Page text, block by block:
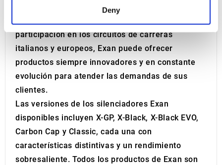
Find out more about how your personal data is processed
and set your preferences in the
We use cookies to personalise content and ads, to
provide social media features and to analyse our traffic.
We also share information about your use of our site with
our social media, advertising and analytics partners who
may combine it with other information that you’ve
provided to them or that they’ve collected from your use
Deny
desde modelos deportivos y clásicos hasta
participación en los circuitos de carreras
italianos y europeos, Exan puede ofrecer
productos siempre innovadores y en constante
evolución para atender las demandas de sus
clientes.
Las versiones de los silenciadores Exan
disponibles incluyen X-GP, X-Black, X-Black EVO,
Carbon Cap y Classic, cada una con
características distintivas y un rendimiento
sobresaliente. Todos los productos de Exan son